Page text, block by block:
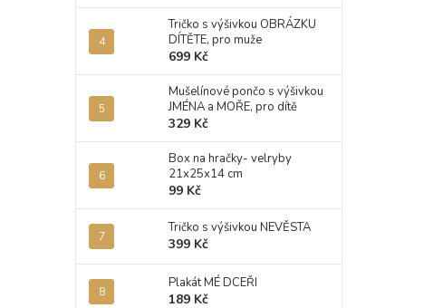
Tričko s výšivkou OBRÁZKU
DÍTĚTE, pro muže
699 Kč
Mušelínové pončo s výšivkou
JMÉNA a MOŘE, pro dítě
329 Kč
Box na hračky- velryby
21x25x14 cm
99 Kč
Tričko s výšivkou NEVĚSTA
399 Kč
Plakát MÉ DCEŘI
189 Kč